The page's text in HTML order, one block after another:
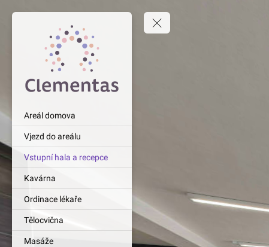
Areál domova
Vjezd do areálu
Vstupní hala a recepce
Kavárna
Ordinace lékaře
Tělocvična
Masáže